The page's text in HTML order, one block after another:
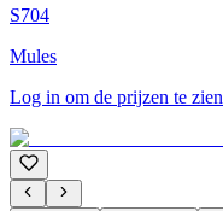
S704
Mules
Log in om de prijzen te zien